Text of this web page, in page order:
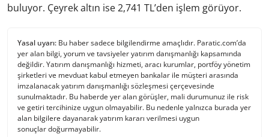
buluyor. Çeyrek altın ise 2,741 TL’den işlem görüyor.
Yasal uyarı: Bu haber sadece bilgilendirme amaçlıdır. Paratic.com’da
yer alan bilgi, yorum ve tavsiyeler yatırım danışmanlığı kapsamında
değildir. Yatırım danışmanlığı hizmeti, aracı kurumlar, portföy yönetim
şirketleri ve mevduat kabul etmeyen bankalar ile müşteri arasında
imzalanacak yatırım danışmanlığı sözleşmesi çerçevesinde
sunulmaktadır. Bu haberde yer alan görüşler, mali durumunuz ile risk
ve getiri tercihinize uygun olmayabilir. Bu nedenle yalnızca burada yer
alan bilgilere dayanarak yatırım kararı verilmesi uygun
sonuçlar doğurmayabilir.